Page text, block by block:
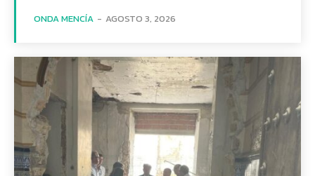
ONDA MENCÍA - AGOSTO 3, 2026